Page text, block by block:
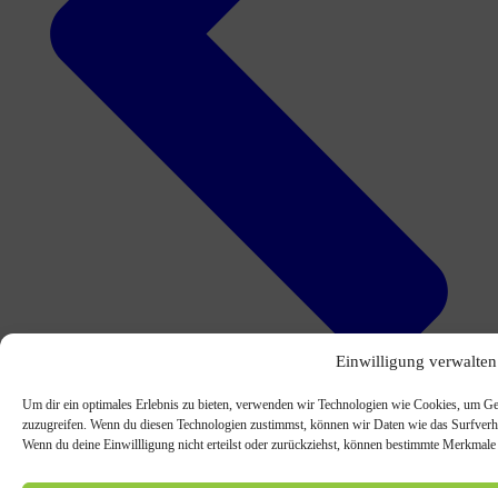
Einwilligung verwalten
Um dir ein optimales Erlebnis zu bieten, verwenden wir Technologien wie Cookies, um
zuzugreifen. Wenn du diesen Technologien zustimmst, können wir Daten wie das
Wenn du deine Einwillligung nicht erteilst oder zurückziehst, können bestimmte
vorheriger Beitrag